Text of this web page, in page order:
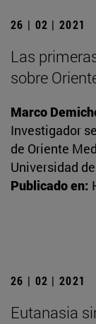
26 | 02 | 2021
Las
sobre
Marco
Investigador
de Oriente
Universidad
Publicado en:
26 | 02 | 2021
Eutanasia